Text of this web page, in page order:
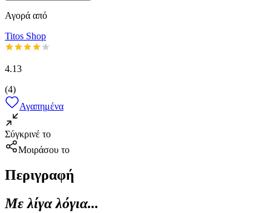
Αγορά από
Titos Shop
4.13
(4)
Αγαπημένα
Σύγκρινέ το
Μοιράσου το
Περιγραφή
Με λίγα λόγια...